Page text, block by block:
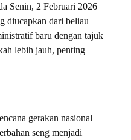
Senin, 2 Februari 2026
diucapkan dari beliau
baru dengan tajuk
lebih jauh, penting
gerakan nasional
seng menjadi